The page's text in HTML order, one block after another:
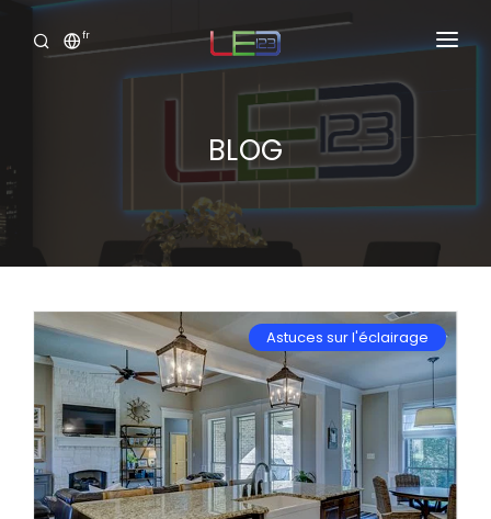
fr
Clide
Connexion
BLOG
Astuces sur l'éclairage